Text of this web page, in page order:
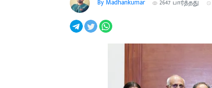
By Madhankumar 2647 பார்த்தது